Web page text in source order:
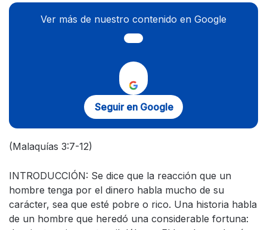
Ver más de nuestro contenido en Google
Seguir en Google
(Malaquías 3:7-12)
INTRODUCCIÓN: Se dice que la reacción que un
hombre tenga por el dinero habla mucho de su
carácter, sea que esté pobre o rico. Una historia habla
de un hombre que heredó una considerable fortuna: